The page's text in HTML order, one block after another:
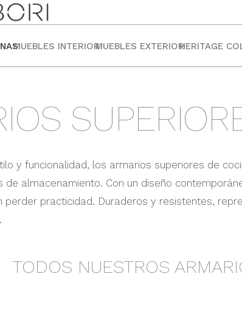
MUEBLES INTERIORMUEBLES EXTERIORHERITAGE
y funcionalidad, los armarios superiores de
de almacenamiento. Con un diseño
perder practicidad. Duraderos y resistentes,
TODOS NUESTROS